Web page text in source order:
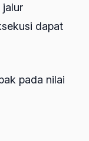
jalur
dapat
pada nilai